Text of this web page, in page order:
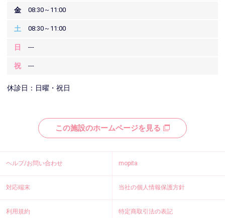
金 08:30～11:00
土 08:30～11:00
日 ---
祝 ---
休診日：日曜・祝日
この施設のホームページを見る
ヘルプ/お問い合わせ mopita
対応端末 当社の個人情報保護方針
利用規約 特定商取引法の表記